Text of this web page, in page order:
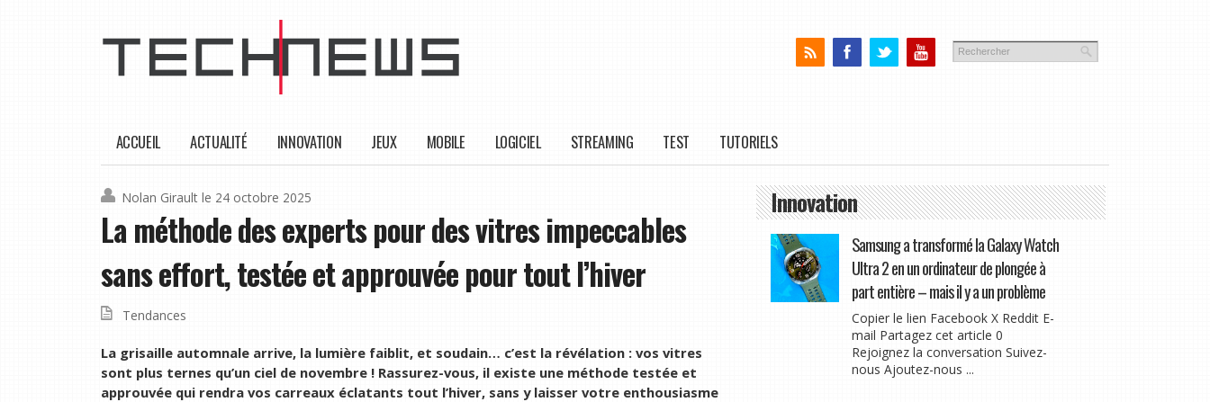
ACCUEIL ACTUALITÉ INNOVATION JEUX MOBILE LOGICIEL STREAMING TEST TUTORIELS
Nolan Girault le 24 octobre 2025
La méthode des experts pour des vitres impeccables
sans effort, testée et approuvée pour tout l’hiver
Tendances
La grisaille automnale arrive, la lumière faiblit, et soudain… c’est la révélation : vos vitres
sont plus ternes qu’un ciel de novembre ! Rassurez-vous, il existe une méthode testée et
approuvée qui rendra vos carreaux éclatants tout l’hiver, sans y laisser votre enthousiasme
Innovation
Samsung a transformé la Galaxy Watch
Ultra 2 en un ordinateur de plongée à
part entière – mais il y a un problème
Copier le lien Facebook X Reddit E-
mail Partagez cet article 0
Rejoignez la conversation Suivez-
nous Ajoutez-nous ...